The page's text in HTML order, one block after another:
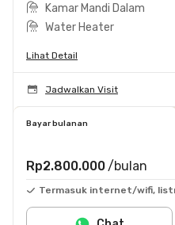
Kamar Mandi Dalam
Water Heater
Lihat Detail
Jadwalkan Visit
Bayar bulanan
Rp2.800.000 /bulan
Termasuk internet/wifi,